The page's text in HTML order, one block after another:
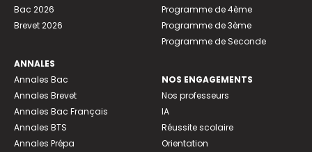
Bac 2026
Brevet 2026
ANNALES
Annales Bac
Annales Brevet
Annales Bac Français
Annales BTS
Annales Prépa
Programme de 4ème
Programme de 3ème
Programme de Seconde
NOS ENGAGEMENTS
Nos professeurs
IA
Réussite scolaire
Orientation